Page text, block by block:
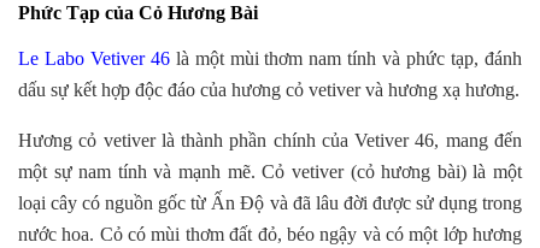
Phức Tạp của Cỏ Hương Bài
Le Labo Vetiver 46là một mùi thơm nam tính và phức tạp, đánh
dấu sự kết hợp độc đáo của hương cỏ vetiver và hương xạ hương.
Hương cỏ vetiver là thành phần chính của Vetiver 46, mang đến
một sự nam tính và mạnh mẽ. Cỏ vetiver (cỏ hương bài) là một
loại cây có nguồn gốc từ Ấn Độ và đã lâu đời được sử dụng trong
nước hoa. Cỏ có mùi thơm đất đỏ, béo ngậy và có một lớp hương